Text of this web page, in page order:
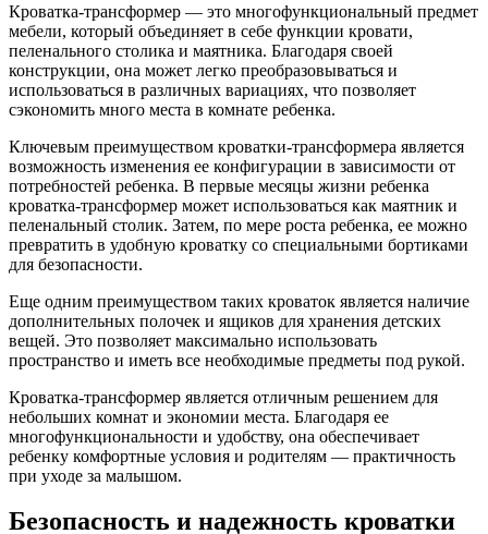
Кроватка-трансформер — это многофункциональный предмет
мебели, который объединяет в себе функции кровати,
пеленального столика и маятника. Благодаря своей
конструкции, она может легко преобразовываться и
использоваться в различных вариациях, что позволяет
сэкономить много места в комнате ребенка.
Ключевым преимуществом кроватки-трансформера является
возможность изменения ее конфигурации в зависимости от
потребностей ребенка. В первые месяцы жизни ребенка
кроватка-трансформер может использоваться как маятник и
пеленальный столик. Затем, по мере роста ребенка, ее можно
превратить в удобную кроватку со специальными бортиками
для безопасности.
Еще одним преимуществом таких кроваток является наличие
дополнительных полочек и ящиков для хранения детских
вещей. Это позволяет максимально использовать
пространство и иметь все необходимые предметы под рукой.
Кроватка-трансформер является отличным решением для
небольших комнат и экономии места. Благодаря ее
многофункциональности и удобству, она обеспечивает
ребенку комфортные условия и родителям — практичность
при уходе за малышом.
Безопасность и надежность кроватки